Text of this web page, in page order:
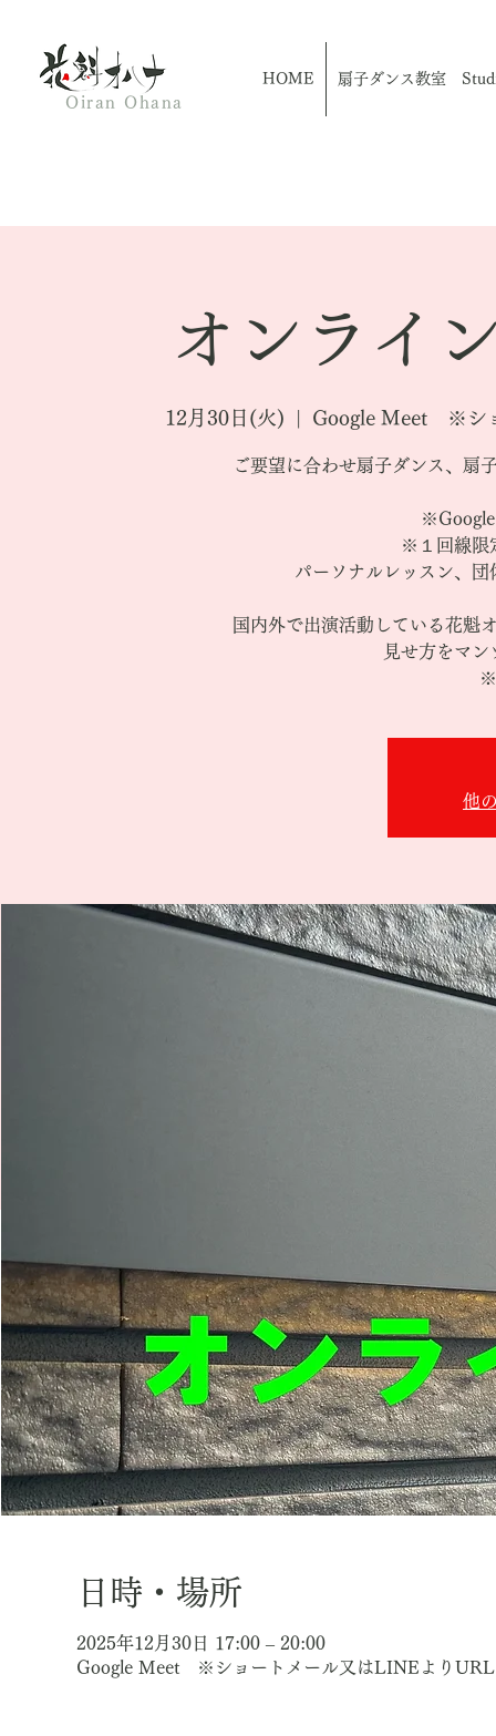
Oiran Ohana
HOME 扇子ダンス教室
オンライ
12月30日(火) Google Meet ※シ
ご要望に合わせ扇子ダンス、扇
※Google
※１回線限
パーソナルレッスン、
国内外で出演活動している花魁
見せ方をマ
※
他
日時・場所
2025年12月30日 17:00 – 20:00
Google Meet ※ショートメール又はLINEよりURL